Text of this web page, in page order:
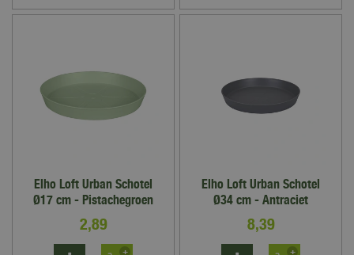
Elho Loft Urban Schotel
Ø17 cm - Pistachegroen
2,89
Elho Loft Urban Schotel
Ø34 cm - Antraciet
8,39